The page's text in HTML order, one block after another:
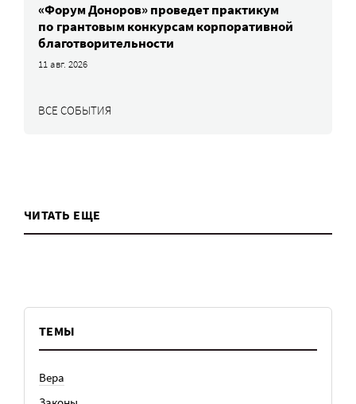
«Форум Доноров» проведет практикум
по грантовым конкурсам корпоративной
благотворительности
11 авг. 2026
ВСЕ СОБЫТИЯ
ЧИТАТЬ ЕЩЕ
ТЕМЫ
Вера